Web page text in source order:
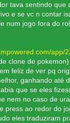
tava sentindo
e se vc n contar
num jogo fora do
app/
clone de
feliz de ver pq
ganhando até
que se eles
nem no caso de
ao redor do
eles traduziram